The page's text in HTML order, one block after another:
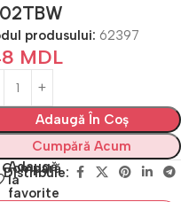
produsului: 62397
MDL
Adaugă În Coș
Cumpără Acum
Compară
Adaugă
la
favorite
Distribuie: